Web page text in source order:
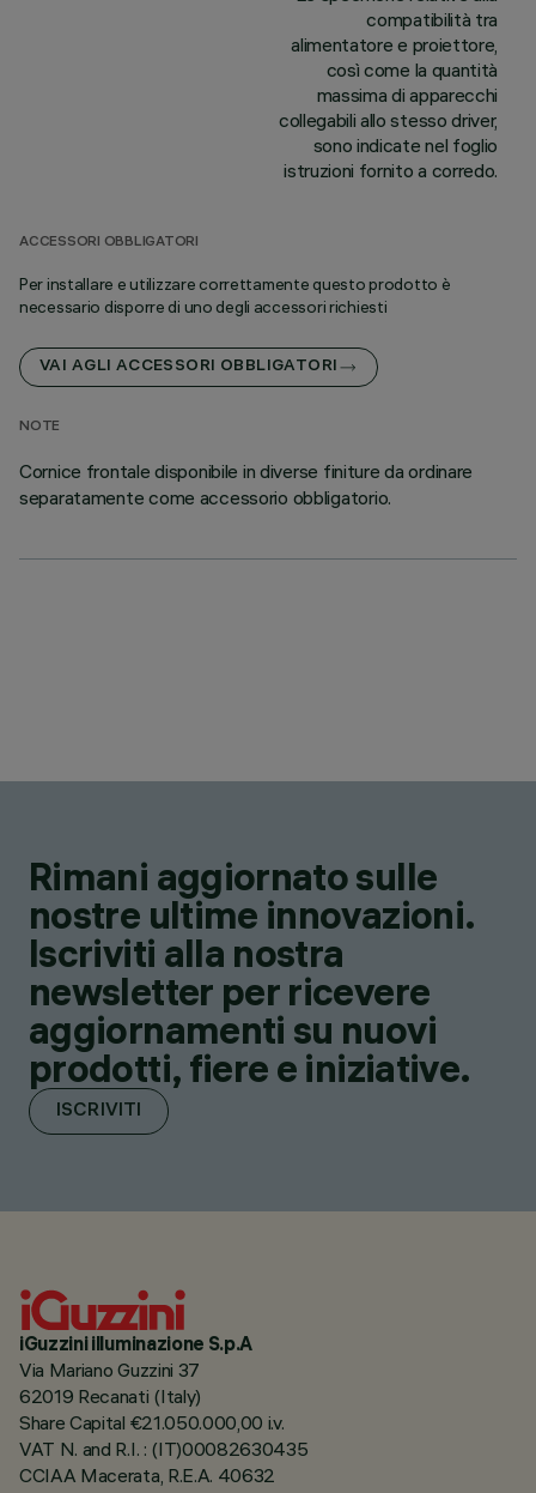
compatibilità tra
alimentatore e proiettore,
così come la quantità
massima di apparecchi
collegabili allo stesso driver,
sono indicate nel foglio
istruzioni fornito a corredo.
ACCESSORI OBBLIGATORI
Per installare e utilizzare correttamente questo prodotto è
necessario disporre di uno degli accessori richiesti
VAI AGLI ACCESSORI OBBLIGATORI
NOTE
Cornice frontale disponibile in diverse finiture da ordinare
separatamente come accessorio obbligatorio.
Rimani aggiornato sulle
nostre ultime innovazioni.
Iscriviti alla nostra
newsletter per ricevere
aggiornamenti su nuovi
prodotti, fiere e iniziative.
ISCRIVITI
iGuzzini illuminazione S.p.A
Via Mariano Guzzini 37
62019 Recanati (Italy)
Share Capital €21.050.000,00 i.v.
VAT N. and R.I. : (IT)00082630435
CCIAA Macerata, R.E.A. 40632